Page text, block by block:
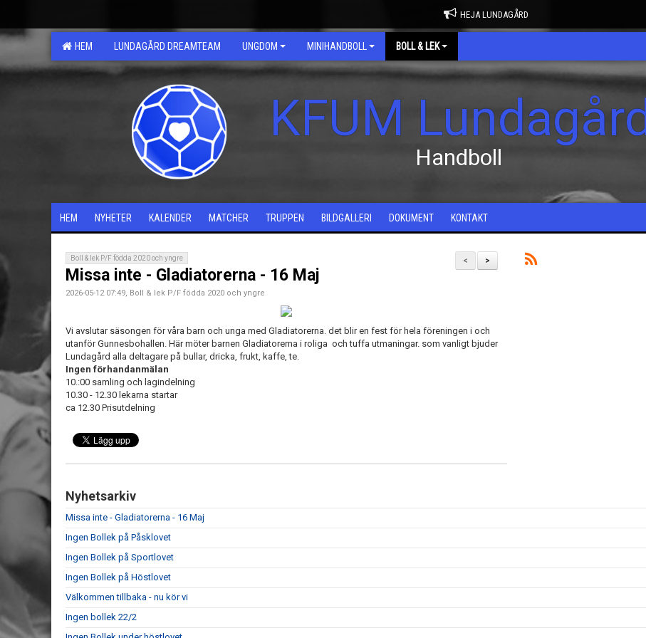
HEJA LUNDAGÅRD
HEM LUNDAGÅRD DREAMTEAM UNGDOM MINIHANDBOLL BOLL & LEK
KFUM Lundagård
Handboll
HEM NYHETER KALENDER MATCHER TRUPPEN BILDGALLERI DOKUMENT KONTAKT
>
<
Boll & lek P/F födda 2020 och yngre
Missa inte - Gladiatorerna - 16 Maj
2026-05-12 07:49, Boll & lek P/F födda 2020 och yngre
Vi avslutar säsongen för våra barn och unga med Gladiatorerna. det blir en fest för hela föreningen i och
utanför Gunnesbohallen. Här möter barnen Gladiatorerna i roliga och tuffa utmaningar. som vanligt bjuder
Lundagård alla deltagare på bullar, dricka, frukt, kaffe, te.
Ingen förhandanmälan
10.:00 samling och lagindelning
10.30 - 12.30 lekarna startar
ca 12.30 Prisutdelning
Nyhetsarkiv
Missa inte - Gladiatorerna - 16 Maj
Ingen Bollek på Påsklovet
Ingen Bollek på Sportlovet
Ingen Bollek på Höstlovet
Välkommen tillbaka - nu kör vi
Ingen bollek 22/2